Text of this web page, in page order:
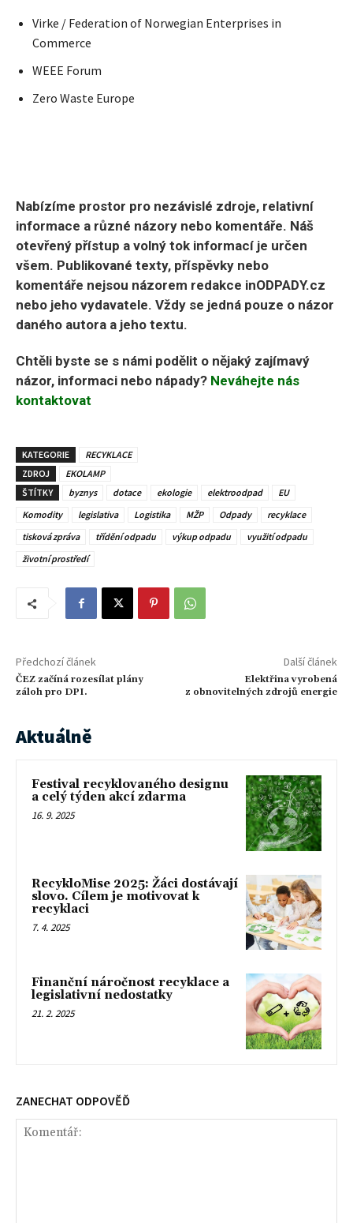
Virke / Federation of Norwegian Enterprises in
Commerce
WEEE Forum
Zero Waste Europe
Nabízíme prostor pro nezávislé zdroje, relativní
informace a různé názory nebo komentáře. Náš
otevřený přístup a volný tok informací je určen
všem. Publikované texty, příspěvky nebo
komentáře nejsou názorem redakce inODPADY.cz
nebo jeho vydavatele. Vždy se jedná pouze o názor
daného autora a jeho textu.
Chtěli byste se s námi podělit o nějaký zajímavý
názor, informaci nebo nápady? Neváhejte nás
kontaktovat
KATEGORIE
RECYKLACE
ZDROJ
EKOLAMP
ŠTÍTKY
byznys dotace ekologie elektroodpad
EU
Komodity
legislativa Logistika MŽP Odpady
recyklace
tisková zpráva
třídění odpadu výkup odpadu
využití odpadu
životní prostředí
Předchozí článek
ČEZ začíná rozesílat plány
záloh pro DPI.
Další článek
Elektřina vyrobená
z obnovitelných zdrojů energie
Aktuálně
Festival recyklovaného designu
a celý týden akcí zdarma
16. 9. 2025
RecykloMise 2025: Žáci dostávají
slovo. Cílem je motivovat k
recyklaci
7. 4. 2025
Finanční náročnost recyklace a
legislativní nedostatky
21. 2. 2025
ZANECHAT ODPOVĚĎ